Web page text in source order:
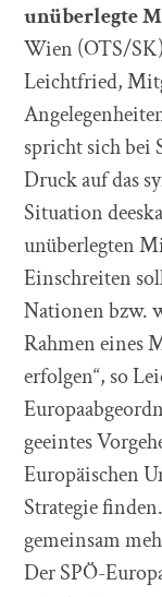
unüberlegte
Wien (OTS/
Leichtfried,
spricht sich bei
Druck auf das
Situation
unüberlegten
Einschreiten
Nationen bzw.
Rahmen eines
erfolgen“, so
geeintes
Europäischen
Strategie
gemeinsam
Der SPÖ-